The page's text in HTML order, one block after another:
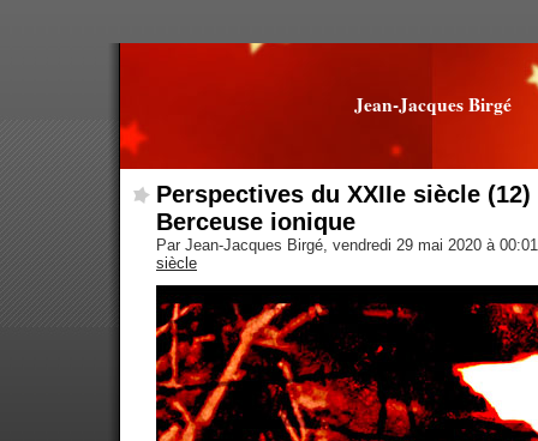
Jean-Jacques Birgé
Perspectives du XXIIe siècle
Berceuse ionique
Par Jean-Jacques Birgé, vendredi 29 mai 2020 à
siècle